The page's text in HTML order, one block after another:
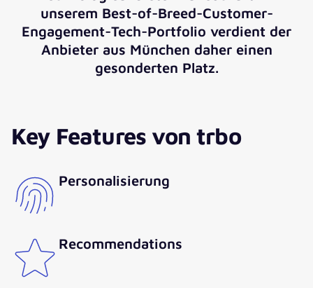
unserem Best-of-Breed-Customer-
Engagement-Tech-Portfolio verdient der
Anbieter aus München daher einen
gesonderten Platz.
Key Features von trbo
Personalisierung
Recommendations